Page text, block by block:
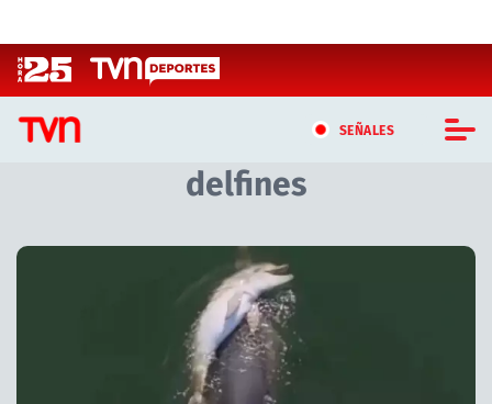
SEÑALES
CASTING MASTERCHEF CHILE
CASTING TVN VERTICAL
delfines
Artículos relacionados con delfines